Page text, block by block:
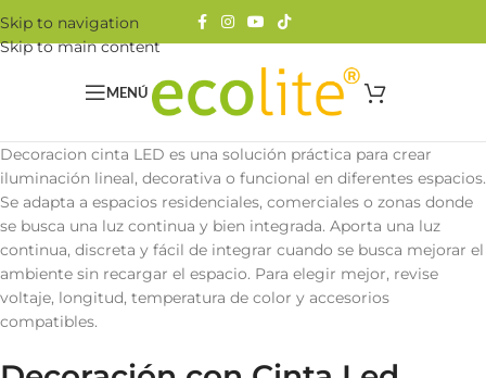
Skip to navigation
Skip to main content
MENÚ
Decoracion cinta LED es una solución práctica para crear
iluminación lineal, decorativa o funcional en diferentes espacios.
Se adapta a espacios residenciales, comerciales o zonas donde
se busca una luz continua y bien integrada. Aporta una luz
continua, discreta y fácil de integrar cuando se busca mejorar el
ambiente sin recargar el espacio. Para elegir mejor, revise
voltaje, longitud, temperatura de color y accesorios
compatibles.